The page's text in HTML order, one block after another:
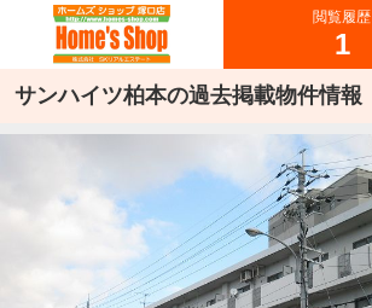
閲覧履歴
1
サンハイツ柏本の過去掲載物件情報